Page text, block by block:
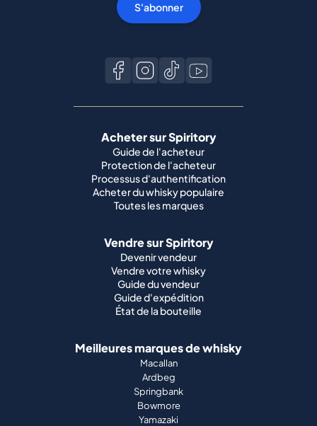
S'abonner
Acheter sur Spiritory
Guide de l'acheteur
Protection de l'acheteur
Processus d'authentification
Acheter du whisky populaire
Toutes les marques
Vendre sur Spiritory
Devenir vendeur
Vendre votre whisky
Guide du vendeur
Guide d'expédition
État de la bouteille
Meilleures marques de whisky
Macallan
Ardbeg
Springbank
Bowmore
Yamazaki